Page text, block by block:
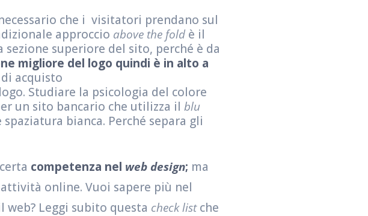
che i visitatori prendano sul
approccio above the foldè il
superiore del sito, perché è da
migliore del logo quindi è in alto a
acquisto
Studiare la psicologia del colore
un sito bancario che utilizza il blu
bianca. Perché separa gli
competenza nel web design; ma
attività online. Vuoi sapere più nel
Leggi subito questa check listche